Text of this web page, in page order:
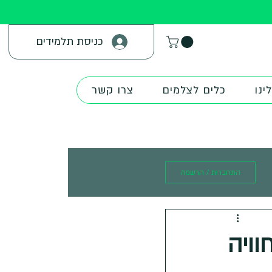
כניסת תלמידים
כלים לצלמים צרו קשר
התחברות / הרשמה